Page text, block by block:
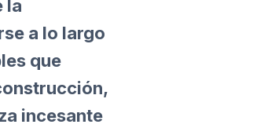
la
a lo largo
que
incesante